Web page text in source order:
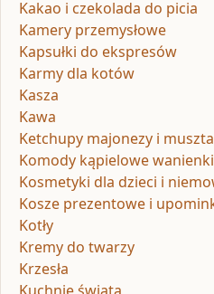
Kakao i czekolada do picia
Kamery przemysłowe
Kapsułki do ekspresów
Karmy dla kotów
Kasza
Kawa
Ketchupy majonezy i
Komody kąpielowe
Kosmetyki dla dzieci i
Kosze prezentowe i
Kotły
Kremy do twarzy
Krzesła